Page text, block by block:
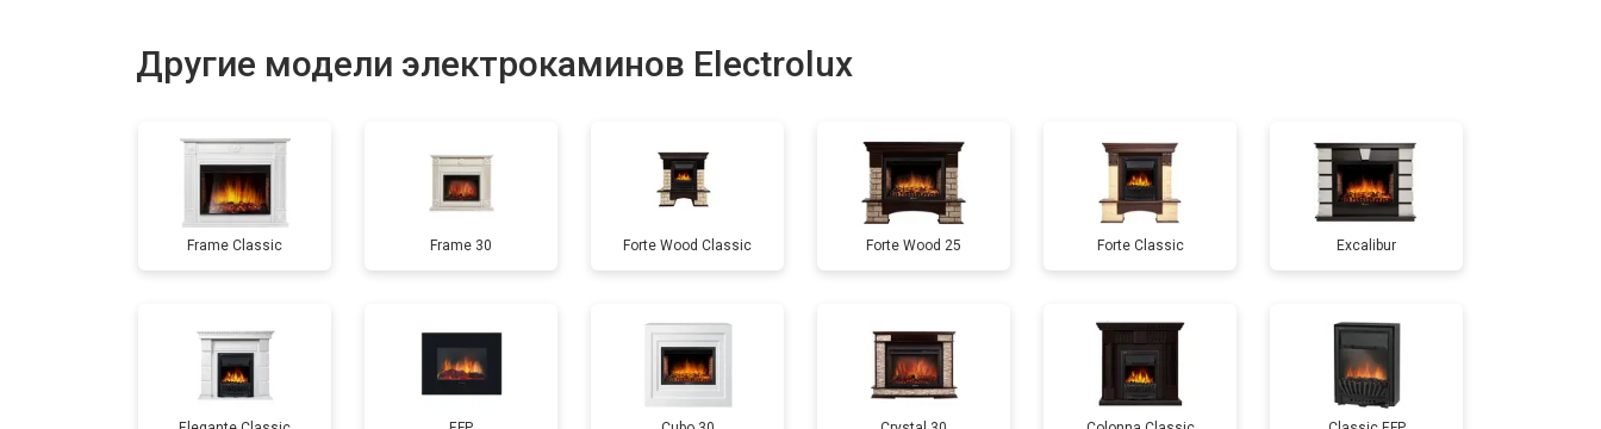
Другие модели электрокаминов Electrolux
Frame Classic Frame 30 Forte Wood Classic Forte Wood 25 Forte Classic Excalibur